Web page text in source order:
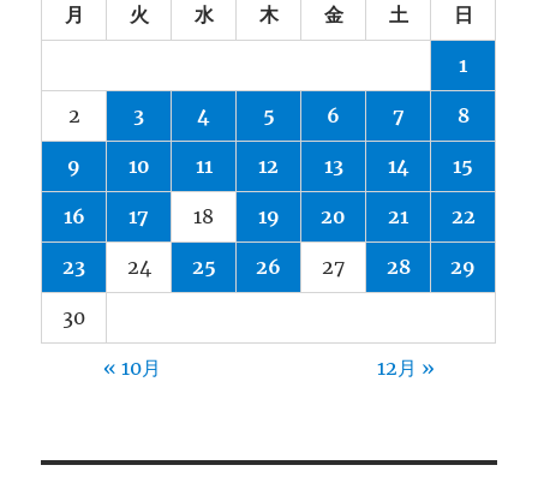
月 火 水 木 金 土 日
1
2 3 4 5 6 7 8
9 10 11 12 13 14 15
16 17 18 19 20 21 22
23 24 25 26 27 28 29
30
« 10月 12月 »